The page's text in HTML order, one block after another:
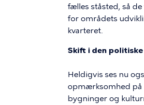
fælles ståsted, så
for områdets
kvarteret.
Skift i den
Heldigvis ses nu
opmærksomhed på
bygninger og